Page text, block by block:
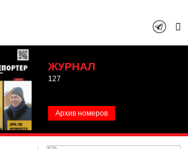
ЖУРНАЛ
127
Архив номеров